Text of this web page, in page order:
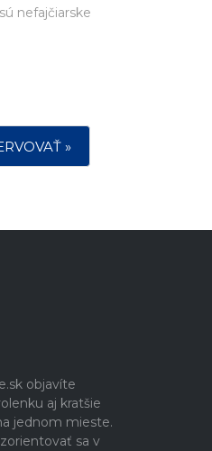
nefajčiarske
»
objavíte
aj kratšie
jednom mieste.
sa v